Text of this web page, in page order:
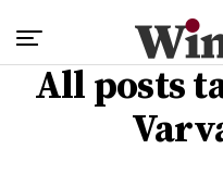
All posts